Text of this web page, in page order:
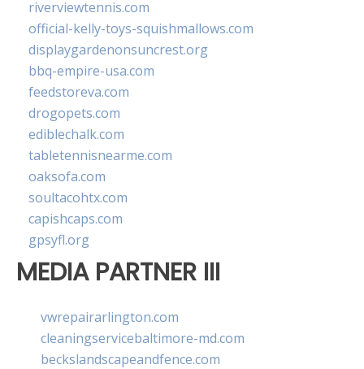
riverviewtennis.com
official-kelly-toys-squishmallows.com
displaygardenonsuncrest.org
bbq-empire-usa.com
feedstoreva.com
drogopets.com
ediblechalk.com
tabletennisnearme.com
oaksofa.com
soultacohtx.com
capishcaps.com
gpsyfl.org
MEDIA PARTNER III
vwrepairarlington.com
cleaningservicebaltimore-md.com
beckslandscapeandfence.com